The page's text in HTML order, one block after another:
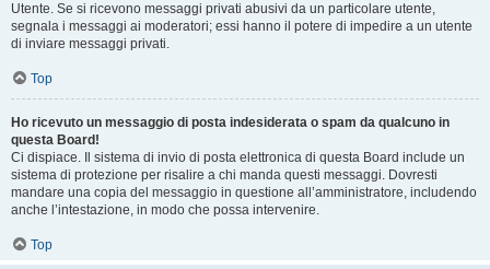
Utente. Se si ricevono messaggi privati ​​abusivi da un particolare utente,
segnala i messaggi ai moderatori; essi hanno il potere di impedire a un utente
di inviare messaggi privati​​.
Top
Ho ricevuto un messaggio di posta indesiderata o spam da qualcuno in
questa Board!
Ci dispiace. Il sistema di invio di posta elettronica di questa Board include un
sistema di protezione per risalire a chi manda questi messaggi. Dovresti
mandare una copia del messaggio in questione all’amministratore, includendo
anche l’intestazione, in modo che possa intervenire.
Top